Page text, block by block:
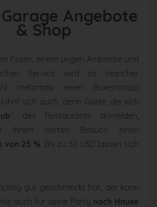
Garage Angebote
& Shop
Essen, einem urigen Ambiente und
Service wird so mancher
mehrmals einen Boxenstopp
sich auch, denn Gäste, die sich
“ des Restaurants anmelden,
ihrem vierten Besuch einen
von 25 %. Bis zu 50 USD lassen sich
gut geschmeckt hat, der kann
auch für seine Party nach Hause